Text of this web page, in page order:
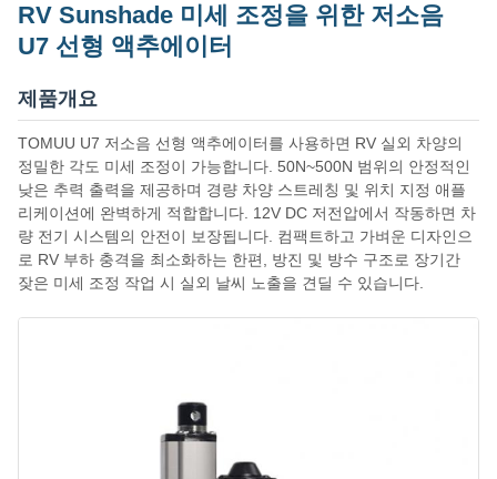
RV Sunshade 미세 조정을 위한 저소음
U7 선형 액추에이터
제품개요
TOMUU U7 저소음 선형 액추에이터를 사용하면 RV 실외 차양의
정밀한 각도 미세 조정이 가능합니다. 50N~500N 범위의 안정적인
낮은 추력 출력을 제공하며 경량 차양 스트레칭 및 위치 지정 애플
리케이션에 완벽하게 적합합니다. 12V DC 저전압에서 작동하면 차
량 전기 시스템의 안전이 보장됩니다. 컴팩트하고 가벼운 디자인으
로 RV 부하 충격을 최소화하는 한편, 방진 및 방수 구조로 장기간
잦은 미세 조정 작업 시 실외 날씨 노출을 견딜 수 있습니다.